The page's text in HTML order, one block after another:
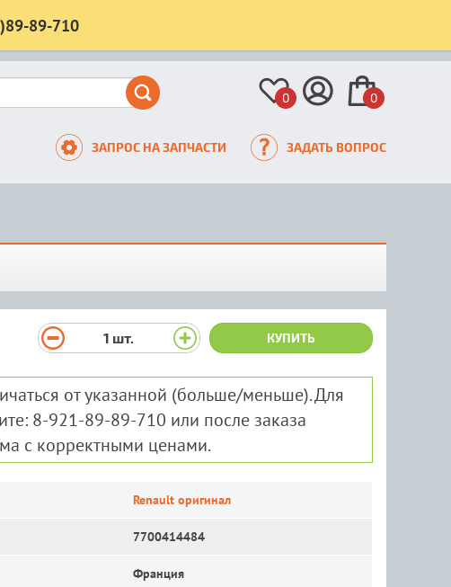
89-710
0 0
ЗАПРОС НА ЗАПЧАСТИ ЗАДАТЬ ВОПРОС
1 шт. КУПИТЬ
от указанной (больше/меньше). Для
8-921-89-89-710 или после заказа
с корректными ценами.
Renault оригинал
7700414484
Франция